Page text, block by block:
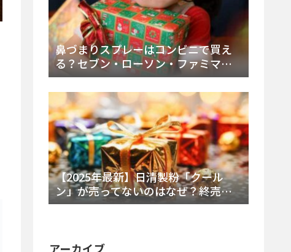
鼻づまりスプレーはコンビニで買え
る？セブン・ローソン・ファミマの
販売時間と主要製品を徹底解説
【2025年最新】日清製粉「クール
ン」が売ってないのはなぜ？終売の
真相とレアチーズケーキ代替品・再
アーカイブ